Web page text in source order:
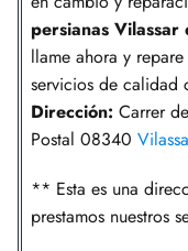
persianas Vilassar
llame ahora y
servicios de calidad
Dirección: Carrer
Postal 08340
** Esta es una
prestamos nuestros